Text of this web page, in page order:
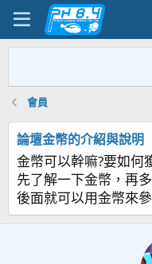
會員
論壇金幣的介紹與說明
金幣可以幹嘛?要如何
先了解一下金幣，再
後面就可以用金幣來